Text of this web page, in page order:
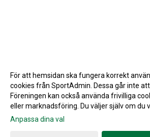
Gå till Webbversion
För att hemsidan ska fungera korrekt
cookies från SportAdmin. Dessa går inte
Föreningen kan också använda frivilliga
eller marknadsföring. Du väljer själv om du
Anpassa dina val